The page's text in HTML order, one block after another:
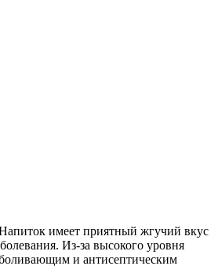
имеет приятный жгучий вкус
Из-за высокого уровня
и антисептическим